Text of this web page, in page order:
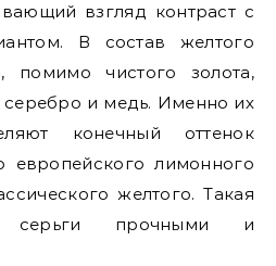
взгляд контраст с
В состав желтого
помимо чистого золота,
и медь. Именно их
конечный оттенок
европейского лимонного
желтого. Такая
серьги прочными и